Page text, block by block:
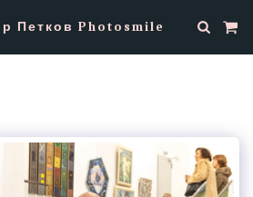
Петков Photosmile